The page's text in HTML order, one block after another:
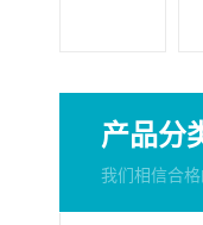
产品分
我们相信合格